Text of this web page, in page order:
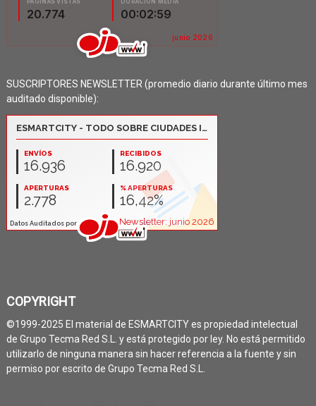
SUSCRIPTORES NEWSLETTER (promedio diario durante último mes
auditado disponible):
COPYRIGHT
©1999-2025 El material de ESMARTCITY es propiedad intelectual
de Grupo Tecma Red S.L. y está protegido por ley. No está permitido
utilizarlo de ninguna manera sin hacer referencia a la fuente y sin
permiso por escrito de Grupo Tecma Red S.L.